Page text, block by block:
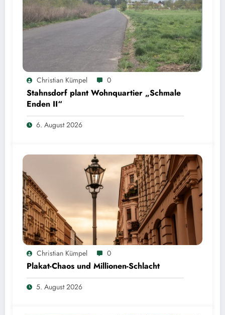
Christian Kümpel 0
Stahnsdorf plant Wohnquartier „Schmale
Enden II“
6. August 2026
Christian Kümpel 0
Plakat-Chaos und Millionen-Schlacht
5. August 2026